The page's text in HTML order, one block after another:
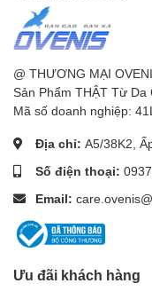
@ THƯƠNG MẠI
Sản Phẩm THẬT Từ Da
Mã số doanh nghiệp:
Địa chỉ: A5/38K2,
Số điện thoại:
Email:
Ưu đãi khách hàng